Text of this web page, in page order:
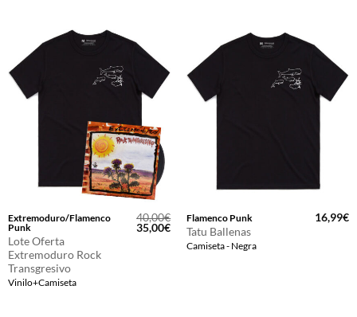
Extremoduro/Flamenco
Punk
Lote Oferta
Extremoduro Rock
Transgresivo
Vinilo+Camiseta
40,00€
El
precio
35,00€El
precio
actual
Flamenco Punk
Tatu Ballenas
Camiseta - Negra
16,99€